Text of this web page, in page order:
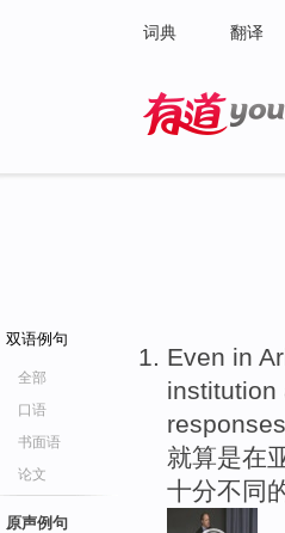
词典 翻译
双语例句
全部
口语
书面语
论文
原声例句
Even in
institution
就算是在
十分不同